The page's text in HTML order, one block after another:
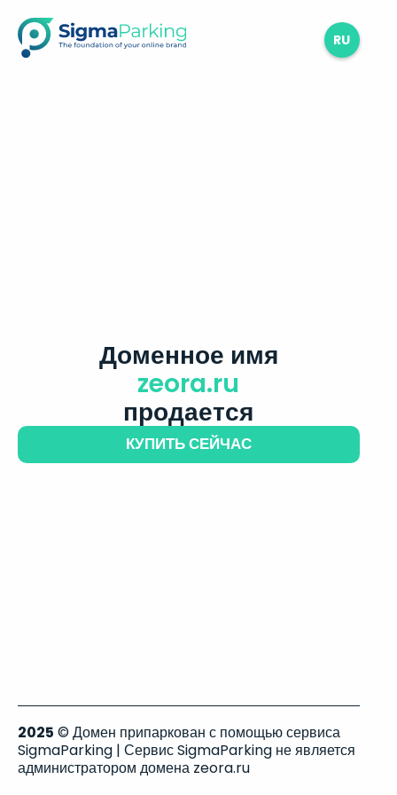
RU
Доменное имя
zeora.ru
продается
КУПИТЬ СЕЙЧАС
2025 © Домен припаркован с помощью сервиса
SigmaParking | Сервис SigmaParking не является
администратором домена zeora.ru